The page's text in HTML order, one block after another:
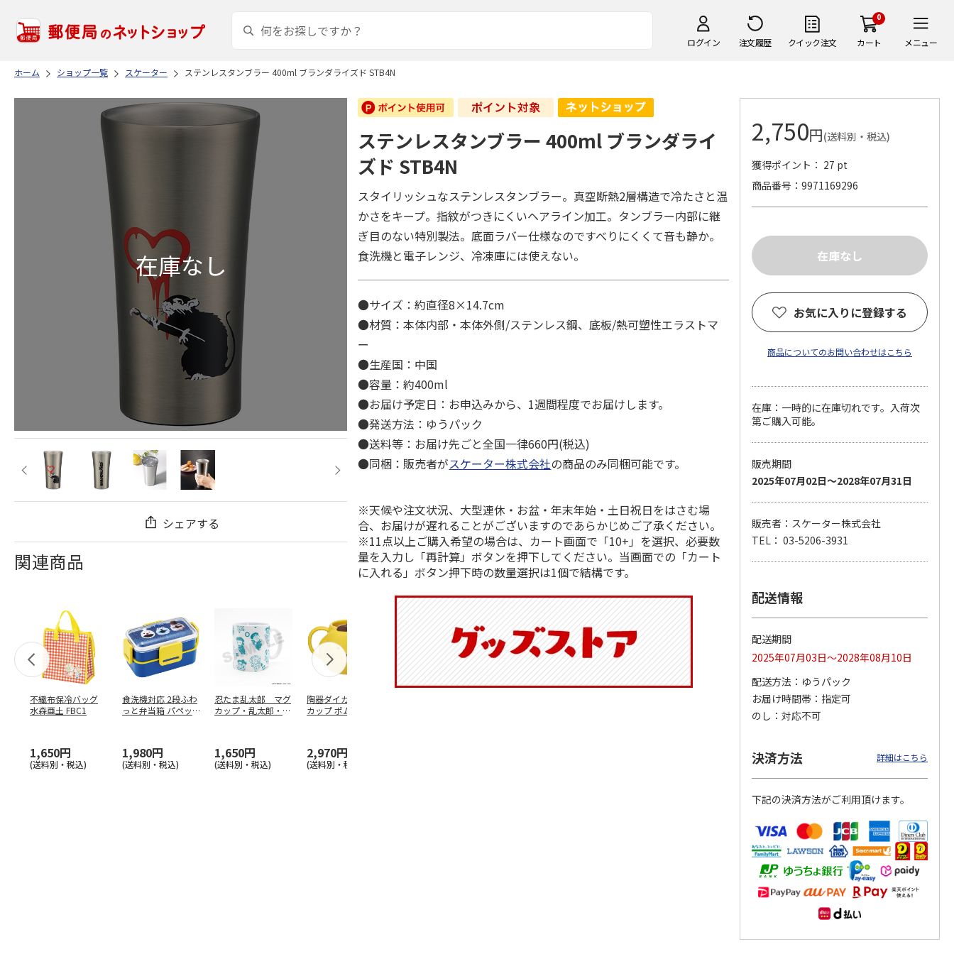
ログイン 注文履歴 クイック注文
0
カート メニュー
ホーム ショップ一覧 スケーター ステンレスタンブラー 400ml ブランダライズド STB4N
シェアする
関連商品
不織布保冷バッグ
水森亜土 FBC1
1,650円
(送料別・税込)
食洗機対応 2段ふわ
っと弁当箱 パペッ
1,980円
(送料別・税込)
忍たま乱太郎 マグ
カップ・乱太郎・き
1,650円
(送料別・税込)
陶器ダイカットマグ
カップ ポムポムプ
2,970円
(送料別・税込)
マスコット付箸・箸
置きセット 21cm 干
支箸 ポムポムプ
1,320円
(送料別・税込)
4,510円
(送料別・税込)
ステンレスタンブラー 400ml ブランダライ
ズド STB4N
スタイリッシュなステンレスタンブラー。真空断熱2層構造で冷たさと温
かさをキープ。指紋がつきにくいヘアライン加工。タンブラー内部に継
ぎ目のない特別製法。底面ラバー仕様なのですべりにくくて音も静か。
食洗機と電子レンジ、冷凍庫には使えない。
●サイズ：約直径8×14.7cm
●材質：本体内部・本体外側/ステンレス鋼、底板/熱可塑性エラストマ
ー
●生産国：中国
●容量：約400ml
●お届け予定日：お申込みから、1週間程度でお届けします。
●発送方法：ゆうパック
●送料等：お届け先ごと全国一律660円(税込)
●同梱：販売者がスケーター株式会社の商品のみ同梱可能です。
※天候や注文状況、大型連休・お盆・年末年始・土日祝日をはさむ場
合、お届けが遅れることがございますのであらかじめご了承ください。
※11点以上ご購入希望の場合は、カート画面で「10+」を選択、必要数
量を入力し「再計算」ボタンを押下してください。当画面での「カート
に入れる」ボタン押下時の数量選択は1個で結構です。
2,750円(送料別・税込)
獲得ポイント： 27 pt
商品番号
9971169296
お気に入りに登録する
商品についてのお問い合わせはこちら
在庫：一時的に在庫切れです。入荷次
第ご購入可能。
販売期間
2025年07月02日～2028年07月31日
販売者：スケーター株式会社
TEL： 03-5206-3931
配送情報
配送期間
2025年07月03日～2028年08月10日
配送方法
ゆうパック
お届け時間帯
指定可
のし
対応不可
決済方法 詳細はこちら
下記の決済方法がご利用頂けます。